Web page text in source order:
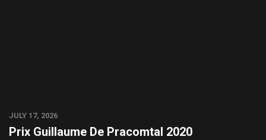
JULY 17, 2026
Prix Guillaume De Pracomtal 2020